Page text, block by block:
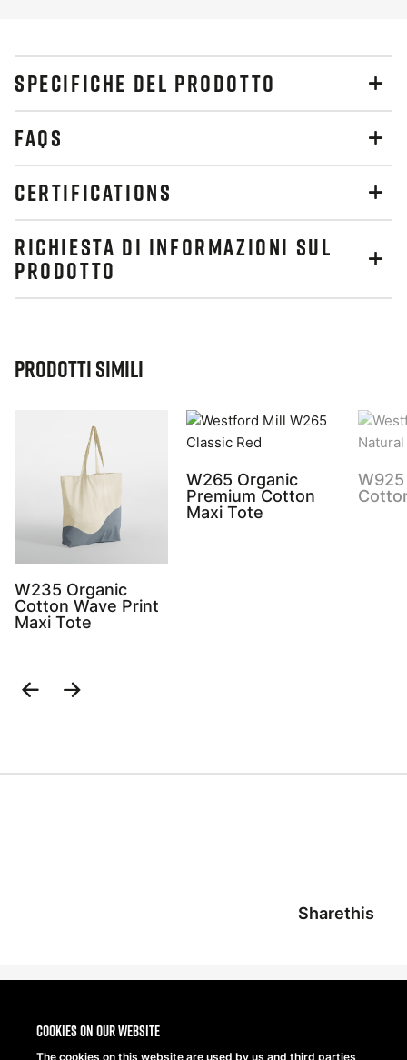
Cookies on our website
The cookies on this website are used by us and third parties
SPECIFICHE DEL PRODOTTO
FAQS
CERTIFICATIONS
RICHIESTA DI INFORMAZIONI SUL
PRODOTTO
Prodotti simili
W235 Organic
Cotton Wave Print
Maxi Tote
W265 Organic
Premium Cotton
Maxi Tote
Sharethis